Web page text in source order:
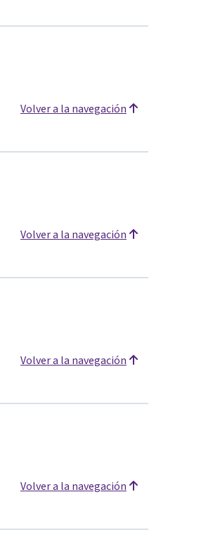
Volver a la navegación
Volver a la navegación
Volver a la navegación
Volver a la navegación